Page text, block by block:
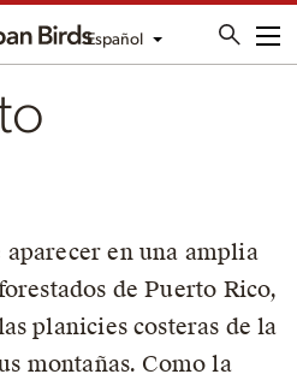
Español
en una amplia
de Puerto Rico,
planicies costeras de la
montañas. Como la